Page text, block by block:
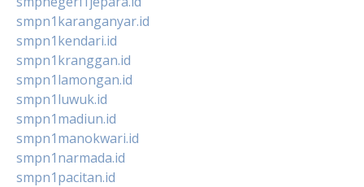
smpn1karanganyar.id
smpn1kendari.id
smpn1kranggan.id
smpn1lamongan.id
smpn1luwuk.id
smpn1madiun.id
smpn1manokwari.id
smpn1narmada.id
smpn1pacitan.id